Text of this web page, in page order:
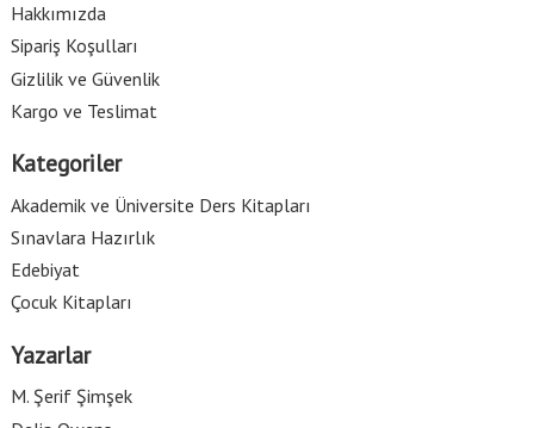
Hakkımızda
Sipariş Koşulları
Gizlilik ve Güvenlik
Kargo ve Teslimat
Kategoriler
Akademik ve Üniversite Ders Kitapları
Sınavlara Hazırlık
Edebiyat
Çocuk Kitapları
Yazarlar
M. Şerif Şimşek